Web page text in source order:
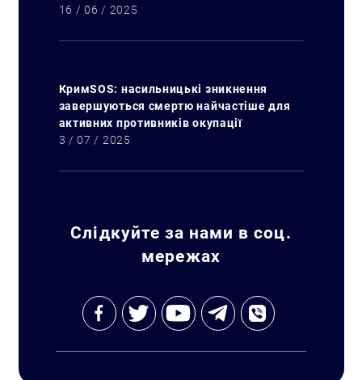
16 / 06 / 2025
КримSOS: насильницькі зникнення
завершуються смертю найчастіше для
активних противників окупації
3 / 07 / 2025
Слідкуйте за нами в соц.
мережах